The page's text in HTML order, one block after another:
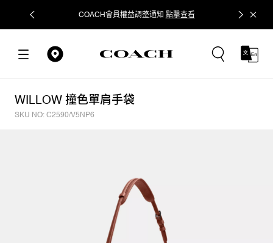
COACH會員權益調整通知 點擊查看 立即追蹤
WILLOW 撞色單肩手袋
SKU NO: C2590/V5NP6